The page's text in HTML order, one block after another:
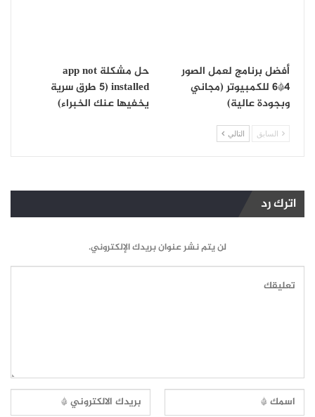
أفضل برنامج لعمل الصور
4*6 للكمبيوتر (مجاني
وبجودة عالية)
حل مشكلة app not
installed (5 طرق سرية
يخفيها عنك الخبراء)
السابق التالي
اترك رد
لن يتم نشر عنوان بريدك الإلكتروني.